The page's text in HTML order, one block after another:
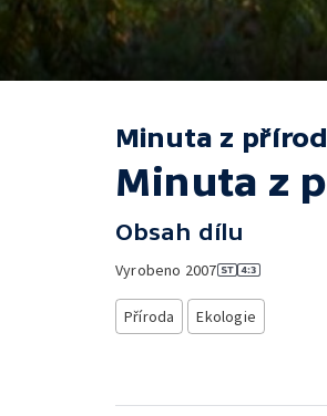
Minuta z
Minuta z
Obsah dílu
Vyrobeno 2007
Příroda Ekologie